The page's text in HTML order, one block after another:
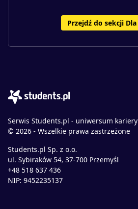
Przejdź do sekcji
Serwis Students.pl - uniwersum kariery
© 2026 - Wszelkie prawa zastrzeżone
Students.pl Sp. z o.o.
ul. Sybiraków 54, 37-700 Przemyśl
+48 518 637 436
NIP: 9452235137